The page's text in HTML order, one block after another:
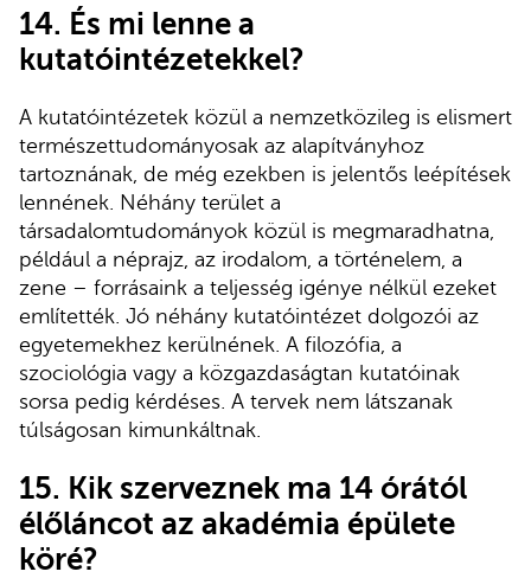
14. És mi lenne a
kutatóintézetekkel?
A kutatóintézetek közül a nemzetközileg is elismert
természettudományosak az alapítványhoz
tartoznának, de még ezekben is jelentős leépítések
lennének. Néhány terület a
társadalomtudományok közül is megmaradhatna,
például a néprajz, az irodalom, a történelem, a
zene – forrásaink a teljesség igénye nélkül ezeket
említették. Jó néhány kutatóintézet dolgozói az
egyetemekhez kerülnének. A filozófia, a
szociológia vagy a közgazdaságtan kutatóinak
sorsa pedig kérdéses. A tervek nem látszanak
túlságosan kimunkáltnak.
15. Kik szerveznek ma 14 órától
élőláncot az akadémia épülete
köré?